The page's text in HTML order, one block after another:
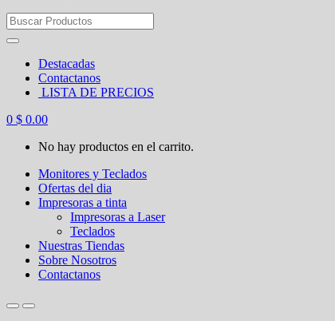
Search
for:
Destacadas
Contactanos
LISTA DE PRECIOS
0 $ 0.00
No hay productos en el carrito.
Monitores y Teclados
Ofertas del dia
Impresoras a tinta
Impresoras a Laser
Teclados
Nuestras Tiendas
Sobre Nosotros
Contactanos